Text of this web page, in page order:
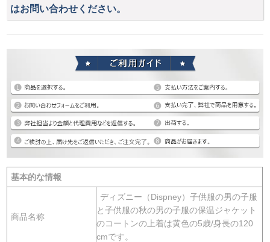
はお問い合わせください。
基本的な情報
商品名称
ディズニー（Dispney）子供服の男の子服
と子供服の秋の男の子服の保温ジャケット
のコートンの上着は黄色の5歳/身長の120
cmです。